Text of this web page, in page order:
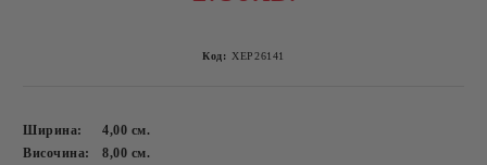
Код: ХЕР26141
Ширина: 4,00 см.
Височина:
8,00 см.